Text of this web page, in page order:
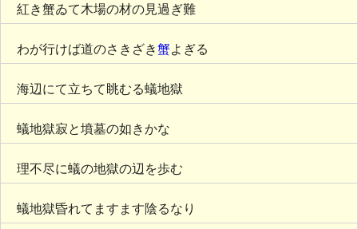
紅き蟹ゐて木場の材の見過ぎ難
わが行けば道のさきざき蟹よぎる
海辺にて立ちて眺むる蟻地獄
蟻地獄寂と墳墓の如きかな
理不尽に蟻の地獄の辺を歩む
蟻地獄昏れてますます陰るなり